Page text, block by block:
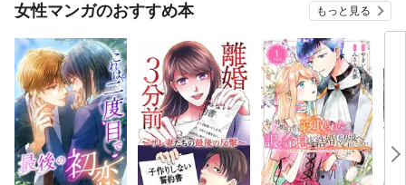
女性マンガのおすすめ本 もっと見る